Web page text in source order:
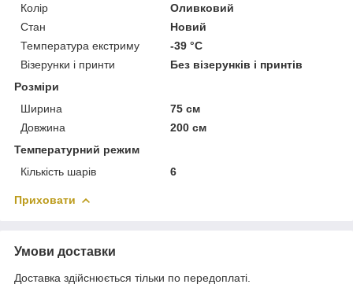
Колір
Оливковий
Стан
Новий
Температура екстриму
-39 °С
Візерунки і принти
Без візерунків і принтів
Розміри
Ширина
75 см
Довжина
200 см
Температурний режим
Кількість шарів
6
Приховати
Умови доставки
Доставка здійснюється тільки по передоплаті.